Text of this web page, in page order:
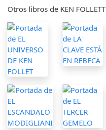
Otros libros de KEN FOLLETT